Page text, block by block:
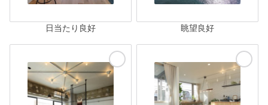
日当たり良好 眺望良好